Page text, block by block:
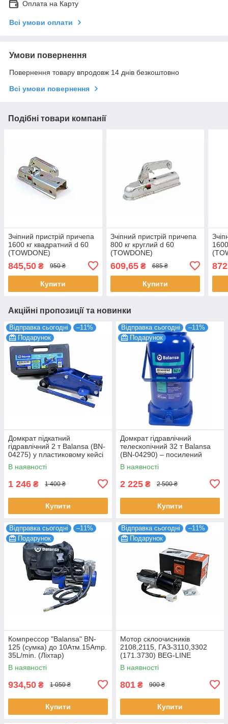
Оплата на Карту
Всі умови оплати
Умови повернення
Повернення товару впродовж 14 днів безкоштовно
Всі умови повернення
Подібні товари компанії
Зчіпний пристрій причепа
1600 кг квадратний d 60
(TOWDONE)
845,50 ₴ 950 ₴
Купити
Зчіпний пристрій причепа
800 кг круглий d 60
(TOWDONE)
609,65₴ 685 ₴
Купити
Акційні пропозиції та новинки
Відправка сьогодні
–11%
Подарунок
Домкрат підкатний
гідравлічний 2 т Balansa (BN-
04275) у пластиковому кейсі
В наявності
1 246 ₴ 1 400 ₴
Купити
Відправка сьогодні
–11%
Подарунок
Домкрат гідравлічний
телескопічний 32 т Balansa
(BN-04290) – посилений
пляшковий домкрат для
вантажівок та сільгосптехніки
В наявності
2 225 ₴ 2 500 ₴
Купити
Відправка сьогодні
–11%
Подарунок
Компрессор "Balansa" BN-
125 (сумка) до 10Атм.15Amp.
35L/min. (Ліхтар)
В наявності
934,50 ₴ 1 050 ₴
Купити
Відправка сьогодні
–11%
Подарунок
Мотор склоочисників
2108,2115, ГАЗ-3110,3302
(171.3730) BEG-LINE
В наявності
801 ₴ 900 ₴
Купити